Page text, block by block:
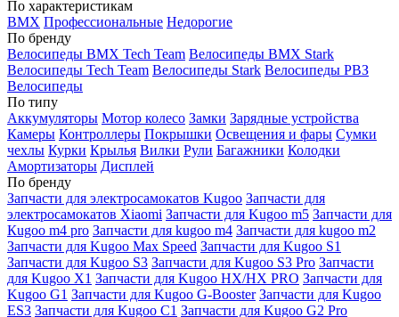
По характеристикам
BMX Профессиональные Недорогие
По бренду
Велосипеды BMX Tech Team Велосипеды BMX Stark
Велосипеды Tech Team Велосипеды Stark Велосипеды РВЗ
Велосипеды
По типу
Аккумуляторы Мотор колесо Замки Зарядные устройства
Камеры Контроллеры Покрышки Освещения и фары Сумки
чехлы Курки Крылья Вилки Рули Багажники Колодки
Амортизаторы Дисплей
По бренду
Запчасти для электросамокатов Kugoo Запчасти для
электросамокатов Xiaomi Запчасти для Kugoo m5 Запчасти для
Кugoo m4 pro Запчасти для kugoo m4 Запчасти для kugoo m2
Запчасти для Kugoo Max Speed Запчасти для Kugoo S1
Запчасти для Kugoo S3 Запчасти для Kugoo S3 Pro Запчасти
для Kugoo X1 Запчасти для Kugoo HX/HX PRO Запчасти для
Kugoo G1 Запчасти для Kugoo G-Booster Запчасти для Kugoo
ES3 Запчасти для Kugoo C1 Запчасти для Kugoo G2 Pro